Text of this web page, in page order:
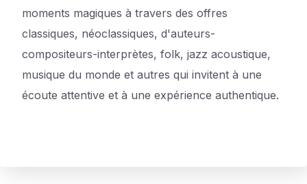
moments magiques à travers des offres
classiques, néoclassiques, d'auteurs-
compositeurs-interprètes, folk, jazz acoustique,
musique du monde et autres qui invitent à une
écoute attentive et à une expérience authentique.